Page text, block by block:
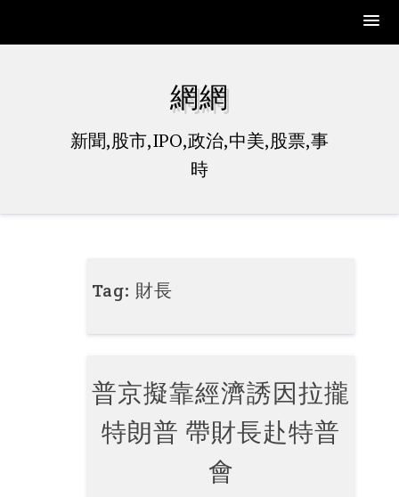
網網
新聞,股市,IPO,政治,中美,股票,事
時
Tag: 財長
普京擬靠經濟誘因拉攏
特朗普 帶財長赴特普
會